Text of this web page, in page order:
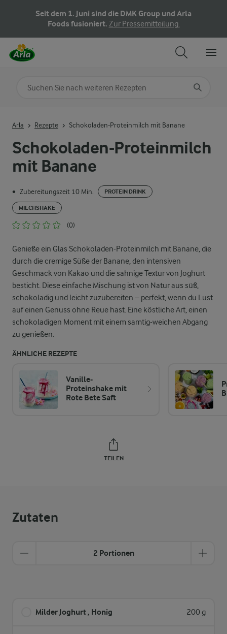
Seit dem 1. Juni sind die DMK Group und Arla
Foods fusioniert. Zur Pressemitteilung.
Schokoladen-Proteinmilch
mit Banane
• Zubereitungszeit 10 Min. PROTEIN DRINK
MILCHSHAKE
(0)
Genieße ein Glas Schokoladen-Proteinmilch mit Banane, die
durch die cremige Süße der Banane, den intensiven
Geschmack von Kakao und die sahnige Textur von Joghurt
besticht. Diese einfache Mischung ist von Natur aus süß,
schokoladig und leicht zuzubereiten – perfekt, wenn du Lust
auf einen Genuss ohne Reue hast. Eine köstliche Art, einen
schokoladigen Moment mit einem samtig-weichen Abgang
zu genießen.
ÄHNLICHE REZEPTE
Vanille-
Proteinshake mit
Rote Bete Saft
TEILEN
Arla Rezepte Schokoladen-Proteinmilch mit Banane
Zutaten
2 Portionen
Milder Joghurt , Honig 200 g
Nach Kategorie suchen